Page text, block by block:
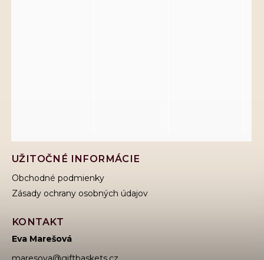
UŽITOČNÉ INFORMÁCIE
Obchodné podmienky
Zásady ochrany osobných údajov
KONTAKT
Eva Marešová